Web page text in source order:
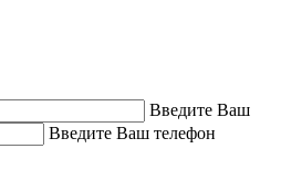
Введите Ваш
Введите Ваш телефон